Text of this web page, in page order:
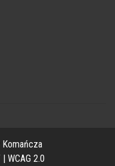
| WCAG 2.0